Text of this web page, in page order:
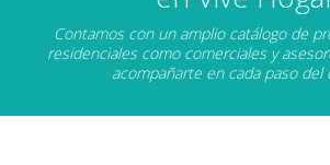
Contamos con un amplio catálogo de
residenciales como comerciales y
acompañarte en cada paso del